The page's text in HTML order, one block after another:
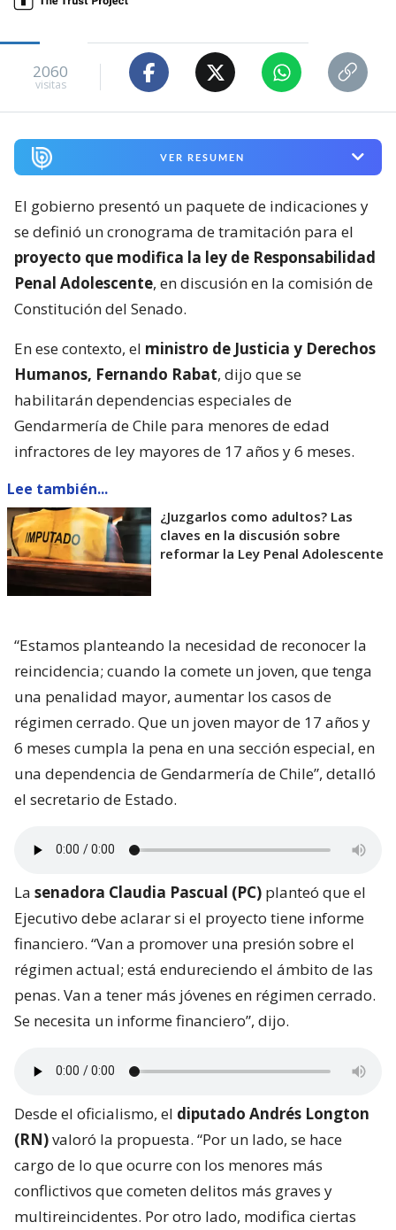
2060
visitas
VER RESUMEN
El gobierno presentó un paquete de indicaciones y
se definió un cronograma de tramitación para el
proyecto que modifica la ley de Responsabilidad
Penal Adolescente, en discusión en la comisión de
Constitución del Senado.
En ese contexto, el ministro de Justicia y Derechos
Humanos, Fernando Rabat, dijo que se
habilitarán dependencias especiales de
Gendarmería de Chile para menores de edad
infractores de ley mayores de 17 años y 6 meses.
Lee también...
¿Juzgarlos como adultos? Las
claves en la discusión sobre
reformar la Ley Penal Adolescente
“Estamos planteando la necesidad de reconocer la
reincidencia; cuando la comete un joven, que tenga
una penalidad mayor, aumentar los casos de
régimen cerrado. Que un joven mayor de 17 años y
6 meses cumpla la pena en una sección especial, en
una dependencia de Gendarmería de Chile”, detalló
el secretario de Estado.
La senadora Claudia Pascual (PC) planteó que el
Ejecutivo debe aclarar si el proyecto tiene informe
financiero. “Van a promover una presión sobre el
régimen actual; está endureciendo el ámbito de las
penas. Van a tener más jóvenes en régimen cerrado.
Se necesita un informe financiero”, dijo.
Desde el oficialismo, el diputado Andrés Longton
(RN)valoró la propuesta. “Por un lado, se hace
cargo de lo que ocurre con los menores más
conflictivos que cometen delitos más graves y
multireincidentes. Por otro lado, modifica ciertas